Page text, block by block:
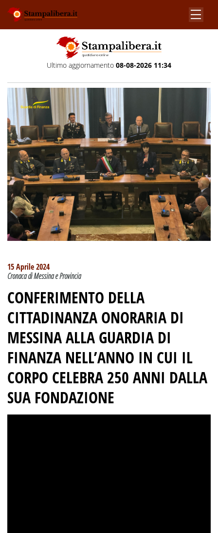
Ultimo aggiornamento 08-08-2026 11:34
15 Aprile 2024
Cronaca di Messina e Provincia
CONFERIMENTO DELLA
CITTADINANZA ONORARIA DI
MESSINA ALLA GUARDIA DI
FINANZA NELL’ANNO IN CUI IL
CORPO CELEBRA 250 ANNI DALLA
SUA FONDAZIONE